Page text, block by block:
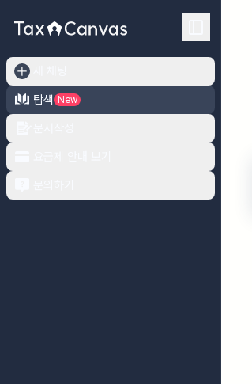
탐색
New